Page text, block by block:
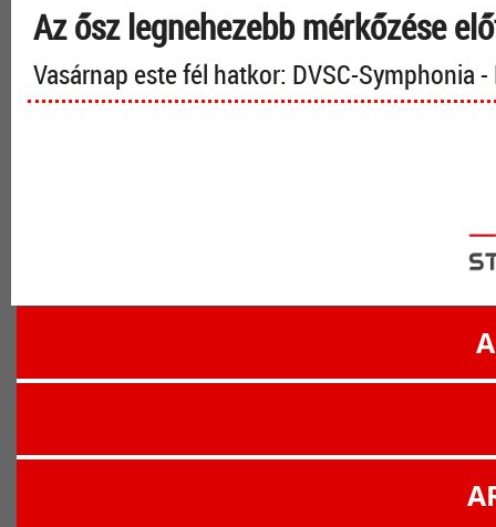
Az ősz legnehezebb mérkőzése
Vasárnap este fél hatkor: DVSC-Symphonia